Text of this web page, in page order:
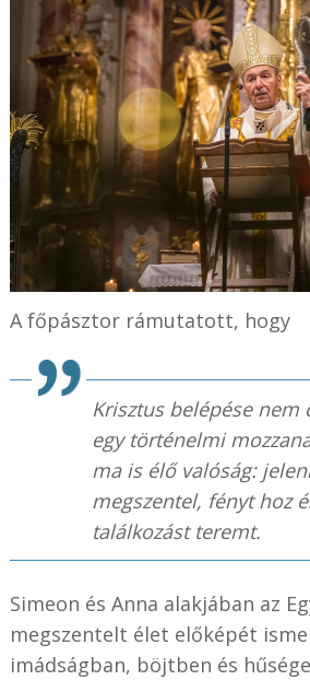
A főpásztor rámutatott, hogy
Krisztus belépése nem
egy történelmi
ma is élő valóság:
megszentel, fényt hoz
találkozást teremt.
Simeon és Anna alakjában az
megszentelt élet előképét
imádságban, böjtben és